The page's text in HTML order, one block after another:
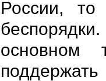
России,
основном